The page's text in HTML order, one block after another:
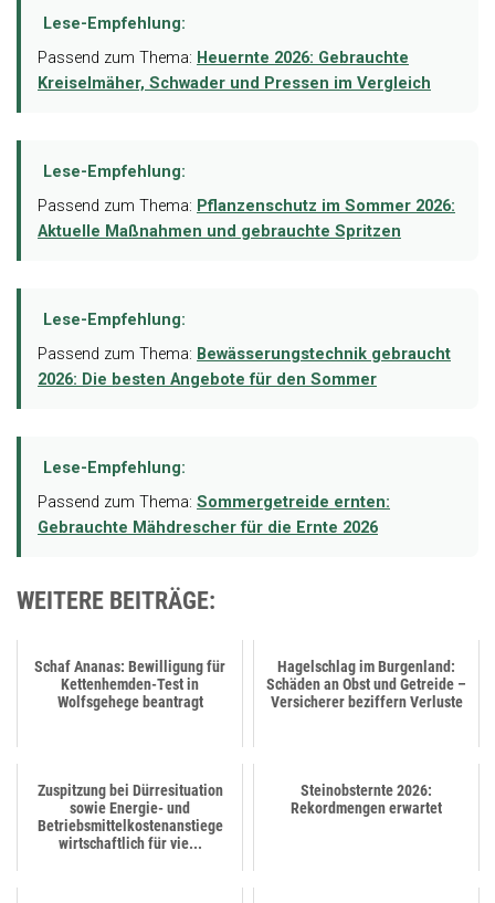
Lese-Empfehlung:
Passend zum Thema: Heuernte 2026: Gebrauchte
Kreiselmäher, Schwader und Pressen im Vergleich
Lese-Empfehlung:
Passend zum Thema: Pflanzenschutz im Sommer 2026:
Aktuelle Maßnahmen und gebrauchte Spritzen
Lese-Empfehlung:
Passend zum Thema: Bewässerungstechnik gebraucht
2026: Die besten Angebote für den Sommer
Lese-Empfehlung:
Passend zum Thema: Sommergetreide ernten:
Gebrauchte Mähdrescher für die Ernte 2026
WEITERE BEITRÄGE:
Schaf Ananas: Bewilligung für
Kettenhemden-Test in
Wolfsgehege beantragt
Hagelschlag im Burgenland:
Schäden an Obst und Getreide –
Versicherer beziffern Verluste
Zuspitzung bei Dürresituation
sowie Energie- und
Betriebsmittelkostenanstiege
wirtschaftlich für vie...
Steinobsternte 2026:
Rekordmengen erwartet